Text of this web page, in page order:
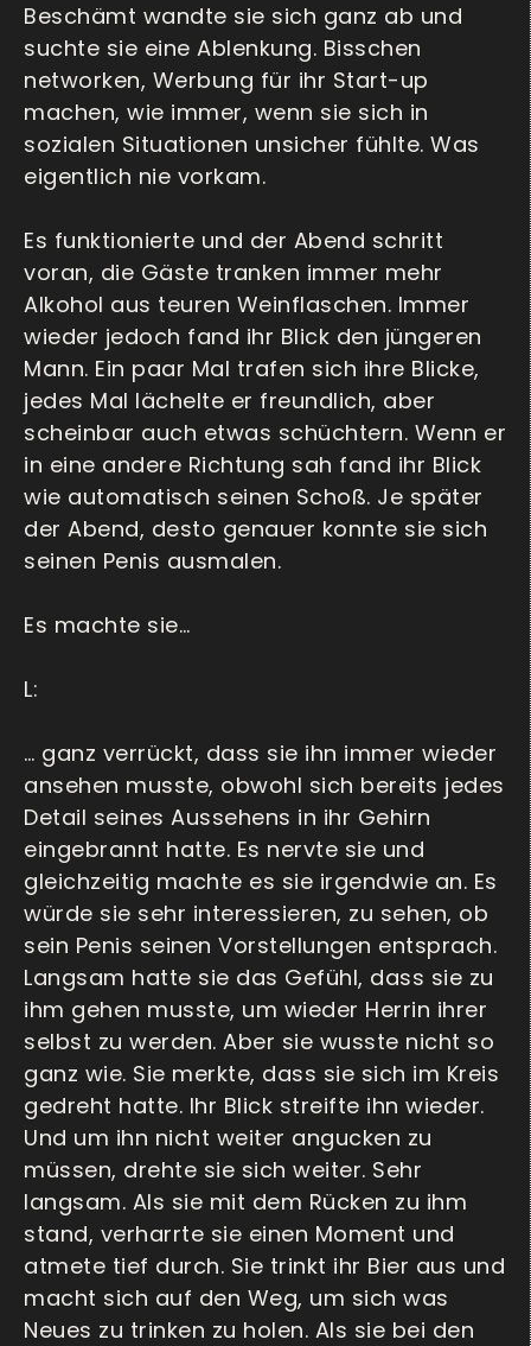
Beschämt wandte sie sich ganz ab und
suchte sie eine Ablenkung. Bisschen
networken, Werbung für ihr Start-up
machen, wie immer, wenn sie sich in
sozialen Situationen unsicher fühlte. Was
eigentlich nie vorkam.
Es funktionierte und der Abend schritt
voran, die Gäste tranken immer mehr
Alkohol aus teuren Weinflaschen. Immer
wieder jedoch fand ihr Blick den jüngeren
Mann. Ein paar Mal trafen sich ihre Blicke,
jedes Mal lächelte er freundlich, aber
scheinbar auch etwas schüchtern. Wenn er
in eine andere Richtung sah fand ihr Blick
wie automatisch seinen Schoß. Je später
der Abend, desto genauer konnte sie sich
seinen Penis ausmalen.
Es machte sie…
L:
… ganz verrückt, dass sie ihn immer wieder
ansehen musste, obwohl sich bereits jedes
Detail seines Aussehens in ihr Gehirn
eingebrannt hatte. Es nervte sie und
gleichzeitig machte es sie irgendwie an. Es
würde sie sehr interessieren, zu sehen, ob
sein Penis seinen Vorstellungen entsprach.
Langsam hatte sie das Gefühl, dass sie zu
ihm gehen musste, um wieder Herrin ihrer
selbst zu werden. Aber sie wusste nicht so
ganz wie. Sie merkte, dass sie sich im Kreis
gedreht hatte. Ihr Blick streifte ihn wieder.
Und um ihn nicht weiter angucken zu
müssen, drehte sie sich weiter. Sehr
langsam. Als sie mit dem Rücken zu ihm
stand, verharrte sie einen Moment und
atmete tief durch. Sie trinkt ihr Bier aus und
macht sich auf den Weg, um sich was
Neues zu trinken zu holen. Als sie bei den